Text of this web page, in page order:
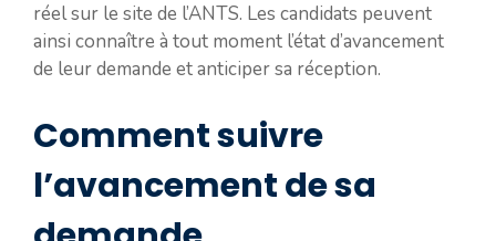
réel sur le site de l’ANTS. Les candidats peuvent
ainsi connaître à tout moment l’état d’avancement
de leur demande et anticiper sa réception.
Comment suivre
l’avancement de sa